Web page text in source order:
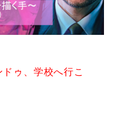
ゥ、学校へ行こ